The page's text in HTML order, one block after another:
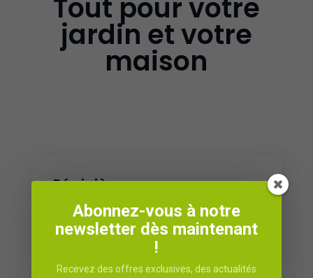
Tout pour votre
jardin et votre
maison
Pépinière
Arbres, arbustes, fruitiers et plantes de
saison.
Abonnez-vous à notre
newsletter dès maintenant
!
Recevez des offres exclusives, des actualités